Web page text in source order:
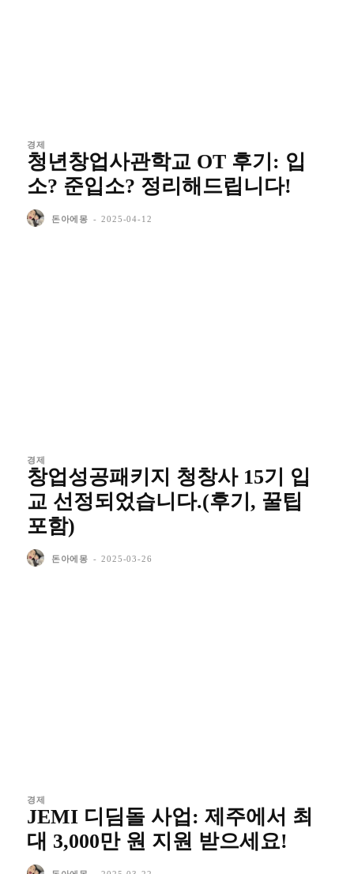
경제
청년창업사관학교 OT 후기: 입
소? 준입소? 정리해드립니다!
돈아에몽 - 2025-04-12
경제
창업성공패키지 청창사 15기 입
교 선정되었습니다.(후기, 꿀팁
포함)
돈아에몽 - 2025-03-26
경제
JEMI 디딤돌 사업: 제주에서 최
대 3,000만 원 지원 받으세요!